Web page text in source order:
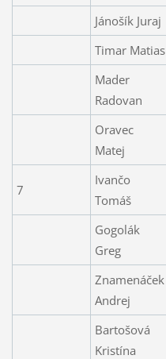
Jánošík Juraj
Timar Matias
Mader
Radovan
Oravec
Matej
7
Ivančo
Tomáš
Gogolák
Greg
Znamenáček
Andrej
Bartošová
Kristína